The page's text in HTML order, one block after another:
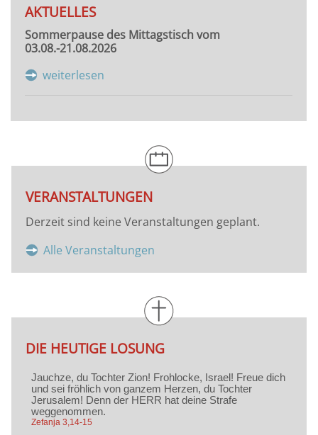
AKTUELLES
Sommerpause des Mittagstisch vom
03.08.-21.08.2026
weiterlesen
VERANSTALTUNGEN
Derzeit sind keine Veranstaltungen geplant.
Alle Veranstaltungen
DIE HEUTIGE LOSUNG